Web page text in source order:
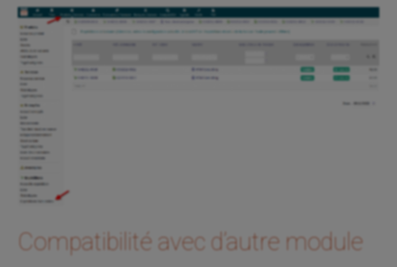
Compatibilité avec d’autre module